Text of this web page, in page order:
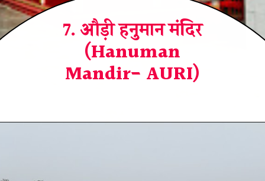
7. औड़ी हनुमान मंदिर
(Hanuman
Mandir- AURI)